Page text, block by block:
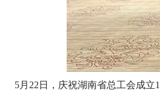
5月22日，庆祝湖南省总工会成